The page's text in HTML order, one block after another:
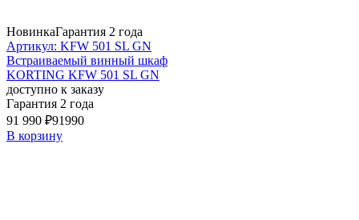
НовинкаГарантия 2 года
Артикул: KFW 501 SL GN
Встраиваемый винный шкаф
KORTING KFW 501 SL GN
доступно к заказу
Гарантия 2 года
91 990 ₽91990
В корзину